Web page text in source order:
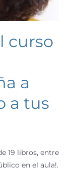
curso
a
a tus
19 libros, entre
en el aula!.